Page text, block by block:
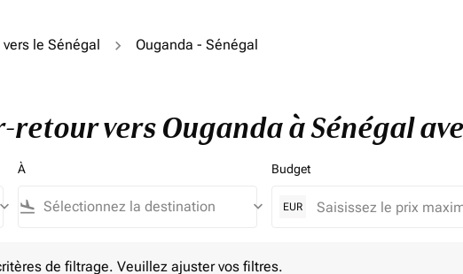
vers le Sénégal Ouganda - Sénégal
vers Ouganda à Sénégal
keyboard_arrow_down
À
flight_land keyboard_arrow_down
Budget
EUR
de filtrage. Veuillez ajuster vos filtres.